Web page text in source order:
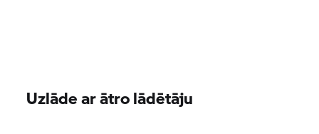
Uzlāde ar ātro lādētāju